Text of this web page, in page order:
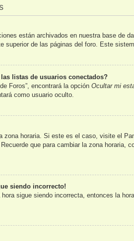
están archivados en nuestra base de
superior de las páginas del foro. Este
listas de usuarios conectados?
Foros”, encontrará la opción Ocultar mi
como usuario oculto.
zona horaria. Si este es el caso, visite el
que para cambiar la zona horaria,
siendo incorrecto!
sigue siendo incorrecta, entonces la